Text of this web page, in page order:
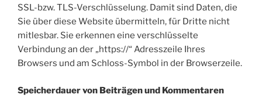
SSL-bzw. TLS-Verschlüsselung. Damit sind Daten, die
Sie über diese Website übermitteln, für Dritte nicht
mitlesbar. Sie erkennen eine verschlüsselte
Verbindung an der „https://“ Adresszeile Ihres
Browsers und am Schloss-Symbol in der Browserzeile.
Speicherdauer von Beiträgen und Kommentaren